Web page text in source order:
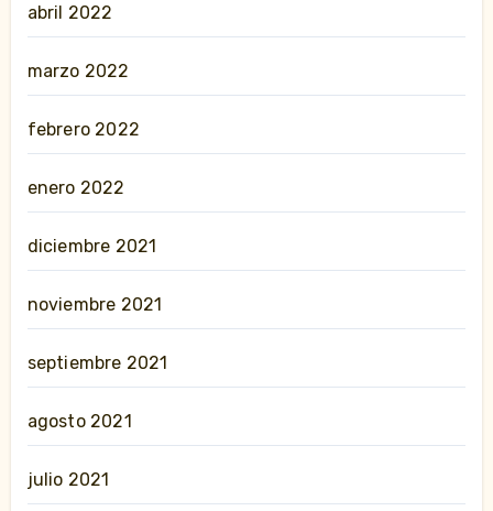
abril 2022
marzo 2022
febrero 2022
enero 2022
diciembre 2021
noviembre 2021
septiembre 2021
agosto 2021
julio 2021